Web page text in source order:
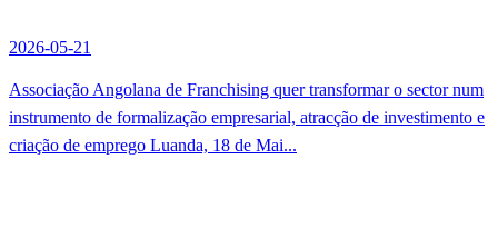
2026-05-21
Associação Angolana de Franchising quer transformar o sector num
instrumento de formalização empresarial, atracção de investimento e
criação de emprego Luanda, 18 de Mai...